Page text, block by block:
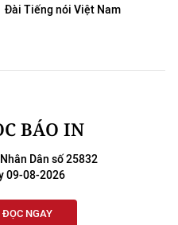
Đài Tiếng nói Việt Nam
BÁO IN
Dân số 25832
09-08-2026
ĐỌC NGAY